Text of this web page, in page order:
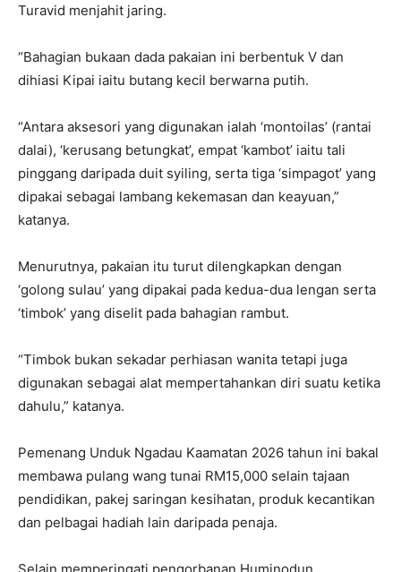
Turavid menjahit jaring.
“Bahagian bukaan dada pakaian ini berbentuk V dan
dihiasi Kipai iaitu butang kecil berwarna putih.
“Antara aksesori yang digunakan ialah ‘montoilas’ (rantai
dalai), ‘kerusang betungkat’, empat ‘kambot’ iaitu tali
pinggang daripada duit syiling, serta tiga ‘simpagot’ yang
dipakai sebagai lambang kekemasan dan keayuan,”
katanya.
Menurutnya, pakaian itu turut dilengkapkan dengan
‘golong sulau’ yang dipakai pada kedua-dua lengan serta
‘timbok’ yang diselit pada bahagian rambut.
“Timbok bukan sekadar perhiasan wanita tetapi juga
digunakan sebagai alat mempertahankan diri suatu ketika
dahulu,” katanya.
Pemenang Unduk Ngadau Kaamatan 2026 tahun ini bakal
membawa pulang wang tunai RM15,000 selain tajaan
pendidikan, pakej saringan kesihatan, produk kecantikan
dan pelbagai hadiah lain daripada penaja.
Selain memperingati pengorbanan Huminodun,